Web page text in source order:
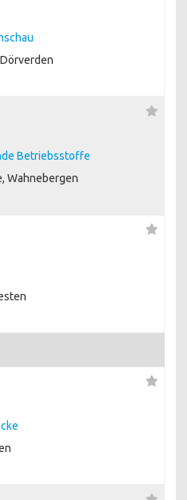
Betriebsstoffe
Wahnebergen